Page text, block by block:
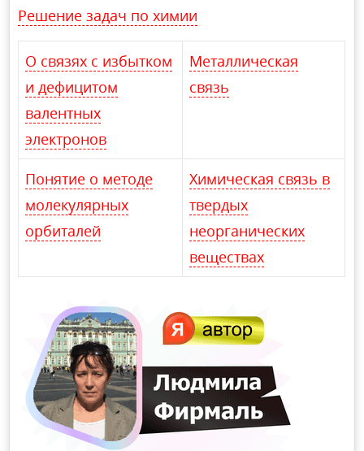
Решение задач по химии
О связях с избытком
и дефицитом
валентных
электронов
Металлическая
связь
Понятие о методе
молекулярных
орбиталей
Химическая связь в
твердых
неорганических
веществах